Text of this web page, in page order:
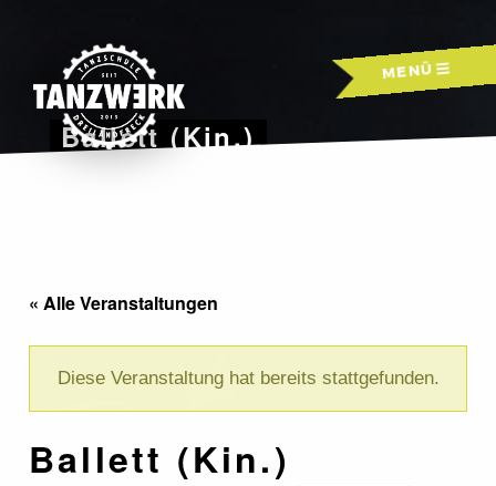
MENÜ
Ballett (Kin.)
« Alle Veranstaltungen
Diese Veranstaltung hat bereits stattgefunden.
Ballett (Kin.)